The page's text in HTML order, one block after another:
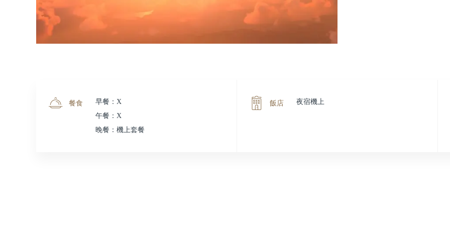
餐食
早餐：X
午餐：X
晚餐：機上套餐
飯店 夜宿機上